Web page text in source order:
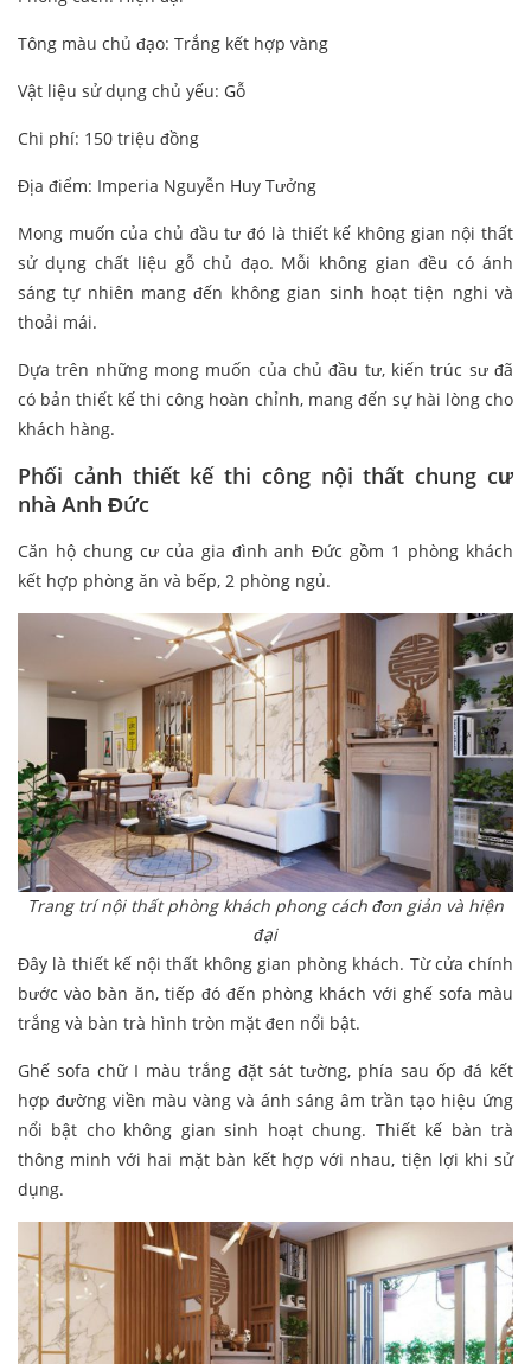
Tông màu chủ đạo: Trắng kết hợp vàng
Vật liệu sử dụng chủ yếu: Gỗ
Chi phí: 150 triệu đồng
Địa điểm: Imperia Nguyễn Huy Tưởng
Mong muốn của chủ đầu tư đó là thiết kế không gian nội thất
sử dụng chất liệu gỗ chủ đạo. Mỗi không gian đều có ánh
sáng tự nhiên mang đến không gian sinh hoạt tiện nghi và
thoải mái.
Dựa trên những mong muốn của chủ đầu tư, kiến trúc sư đã
có bản thiết kế thi công hoàn chỉnh, mang đến sự hài lòng cho
khách hàng.
Phối cảnh thiết kế thi công nội thất chung cư
nhà Anh Đức
Căn hộ chung cư của gia đình anh Đức gồm 1 phòng khách
kết hợp phòng ăn và bếp, 2 phòng ngủ.
Trang trí nội thất phòng khách phong cách đơn giản và hiện
đại
Đây là thiết kế nội thất không gian phòng khách. Từ cửa chính
bước vào bàn ăn, tiếp đó đến phòng khách với ghế sofa màu
trắng và bàn trà hình tròn mặt đen nổi bật.
Ghế sofa chữ I màu trắng đặt sát tường, phía sau ốp đá kết
hợp đường viền màu vàng và ánh sáng âm trần tạo hiệu ứng
nổi bật cho không gian sinh hoạt chung. Thiết kế bàn trà
thông minh với hai mặt bàn kết hợp với nhau, tiện lợi khi sử
dụng.